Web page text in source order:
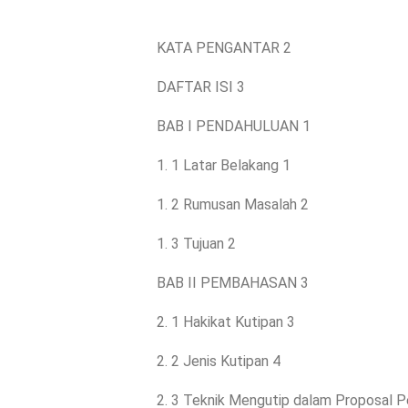
KATA PENGANTAR 2
DAFTAR ISI 3
BAB I PENDAHULUAN 1
1. 1 Latar Belakang 1
1. 2 Rumusan Masalah 2
1. 3 Tujuan 2
BAB II PEMBAHASAN 3
2. 1 Hakikat Kutipan 3
2. 2 Jenis Kutipan 4
2. 3 Teknik Mengutip dalam Proposal